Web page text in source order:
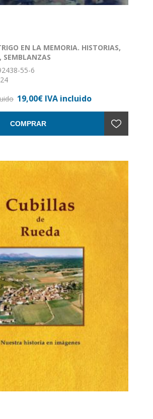
EN LA MEMORIA. HISTORIAS,
SEMBLANZAS
55-6
Rústica con solapas
19,00€ IVA incluido
COMPRAR